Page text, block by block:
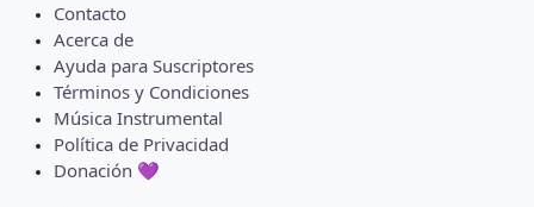
Contacto
Acerca de
Ayuda para Suscriptores
Términos y Condiciones
Música Instrumental
Política de Privacidad
Donación 💜